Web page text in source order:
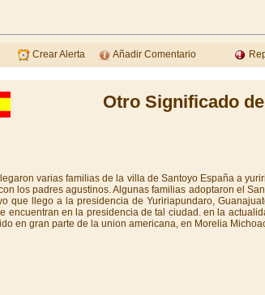
Crear Alerta Añadir Comentario
Otro Significado
varias familias de la villa de Santoyo España a
los padres agustinos. Algunas familias adoptaron el
que llego a la presidencia de Yuririapundaro,
encuentran en la presidencia de tal ciudad. en la
en gran parte de la union americana, en Morelia